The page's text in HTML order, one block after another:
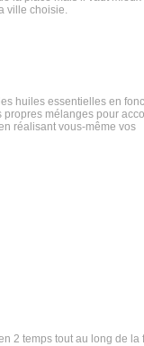
ville choisie.
huiles essentielles en
propres mélanges pour
réalisant vous-même vos
2 temps tout au long de la